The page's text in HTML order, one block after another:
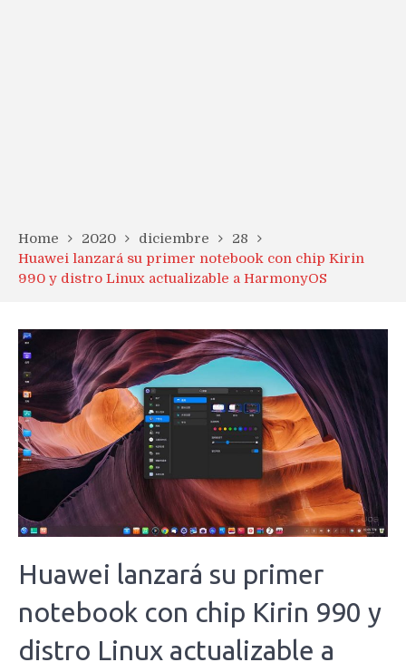
Home 2020 diciembre
28
Huawei lanzará su primer notebook con chip Kirin
990 y distro Linux actualizable a HarmonyOS
Huawei lanzará su primer
notebook con chip Kirin 990 y
distro Linux actualizable a